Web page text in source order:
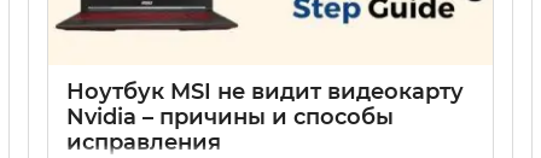
Ноутбук MSI не видит видеокарту
Nvidia – причины и способы
исправления